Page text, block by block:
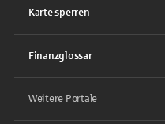
Karte sperren
Finanzglossar
Weitere Portale